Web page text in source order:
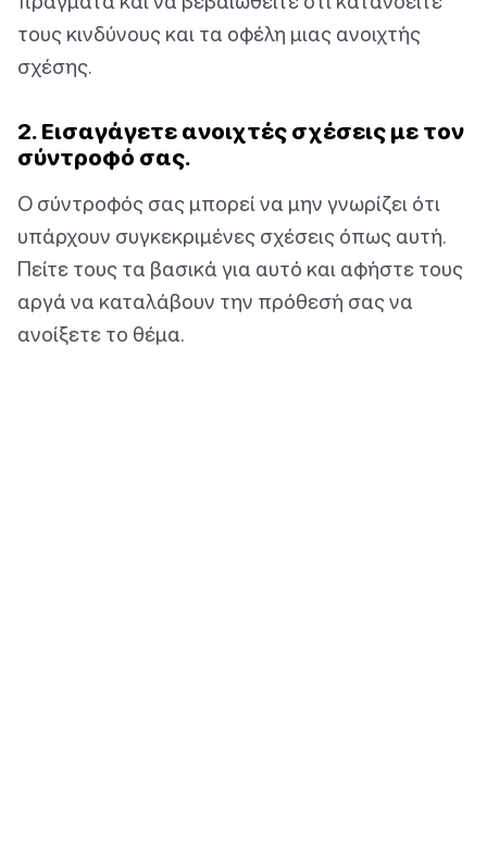
τους κινδύνους και τα οφέλη μιας ανοιχτής
σχέσης.
2. Εισαγάγετε ανοιχτές σχέσεις με τον
σύντροφό σας.
Ο σύντροφός σας μπορεί να μην γνωρίζει ότι
υπάρχουν συγκεκριμένες σχέσεις όπως αυτή.
Πείτε τους τα βασικά για αυτό και αφήστε τους
αργά να καταλάβουν την πρόθεσή σας να
ανοίξετε το θέμα.